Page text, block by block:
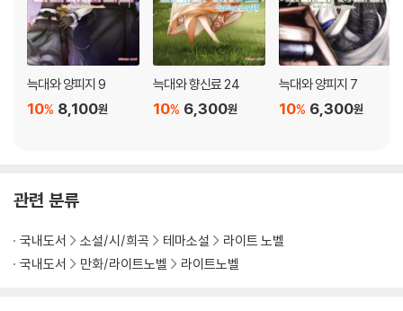
늑대와 양피지 9
8,100원
10%
늑대와 향신료 24
6,300원
10%
늑대와 양피지 7
6,300원
10%
관련 분류
국내도서 소설/시/희곡 테마소설
라이트 노벨
국내도서
만화/라이트노벨 라이트노벨